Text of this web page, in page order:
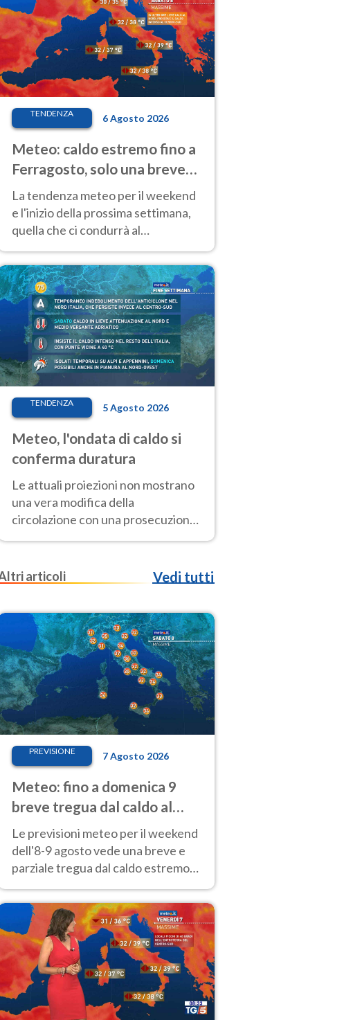
TENDENZA 6 Agosto 2026
Meteo: caldo estremo fino a
Ferragosto, solo una breve
pausa. Ecco dove
La tendenza meteo per il weekend
e l'inizio della prossima settimana,
quella che ci condurrà al
temperature molto elevate
TENDENZA 5 Agosto 2026
Meteo, l'ondata di caldo si
conferma duratura
Le attuali proiezioni non mostrano
una vera modifica della
circolazione con una prosecuzione
del caldo fuori scala per molti
Ferragosto
articoli Vedi tutti
PREVISIONE 7 Agosto 2026
Meteo: fino a domenica 9
breve tregua dal caldo al
Nord! Altrove calura e afa
Le previsioni meteo per il weekend
dell'8-9 agosto vede una breve e
parziale tregua dal caldo estremo
40 gradi.